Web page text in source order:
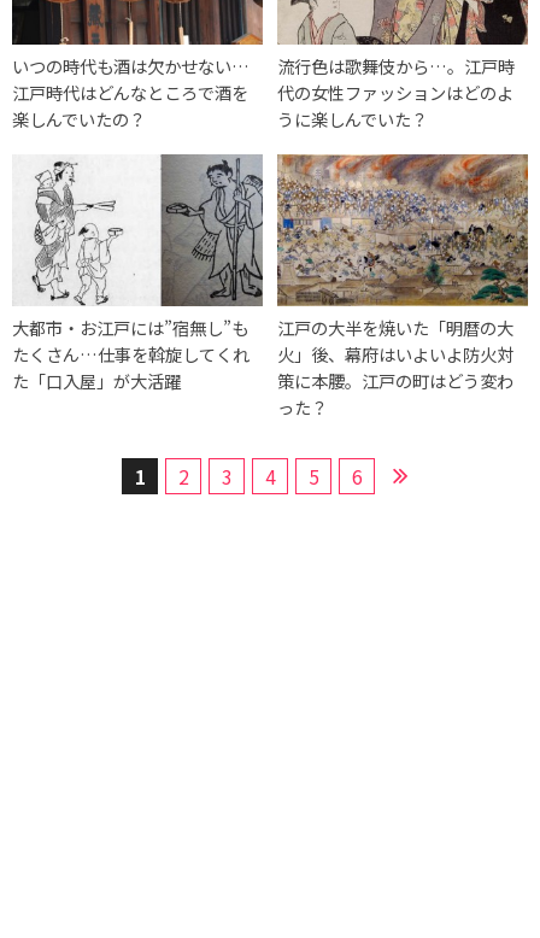
いつの時代も酒は欠かせない…
江戸時代はどんなところで酒を
楽しんでいたの？
流行色は歌舞伎から…。江戸時
代の女性ファッションはどのよ
うに楽しんでいた？
大都市・お江戸には”宿無し”も
たくさん…仕事を斡旋してくれ
た「口入屋」が大活躍
江戸の大半を焼いた「明暦の大
火」後、幕府はいよいよ防火対
策に本腰。江戸の町はどう変わ
った？
1 2 3 4 5 6